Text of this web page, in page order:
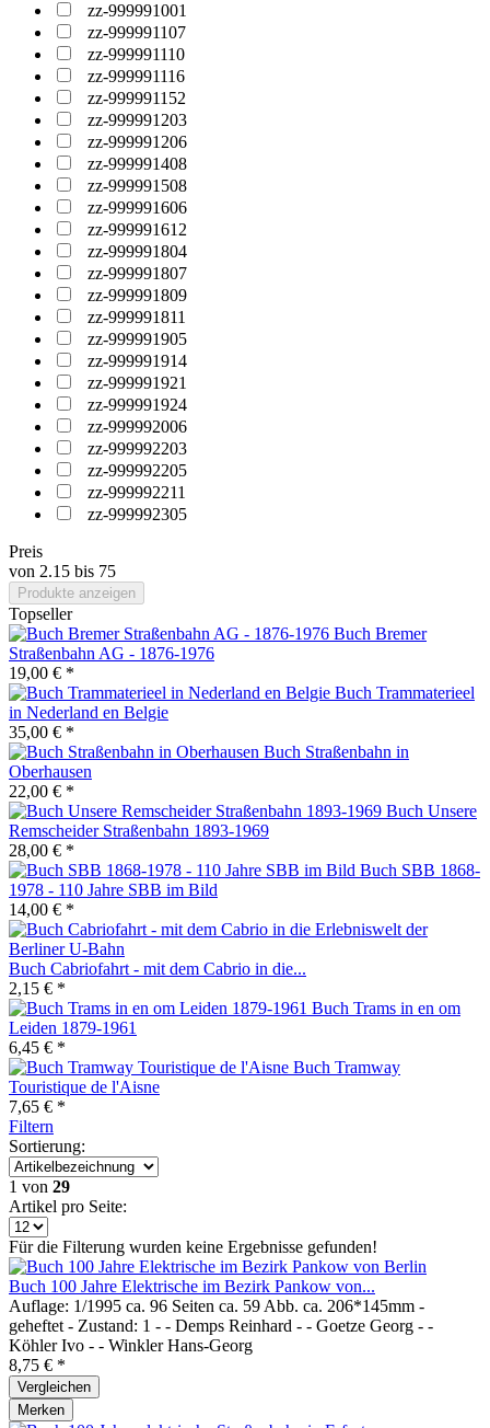
zz-999991001
zz-999991107
zz-999991110
zz-999991116
zz-999991152
zz-999991203
zz-999991206
zz-999991408
zz-999991508
zz-999991606
zz-999991612
zz-999991804
zz-999991807
zz-999991809
zz-999991811
zz-999991905
zz-999991914
zz-999991921
zz-999991924
zz-999992006
zz-999992203
zz-999992205
zz-999992211
zz-999992305
Preis
von 2.15 bis 75
Produkte anzeigen
Topseller
Buch Bremer
Straßenbahn AG - 1876-1976
19,00 € *
Buch Trammaterieel
in Nederland en Belgie
35,00 € *
Buch Straßenbahn in
Oberhausen
22,00 € *
Buch Unsere
Remscheider Straßenbahn 1893-1969
28,00 € *
Buch SBB 1868-
1978 - 110 Jahre SBB im Bild
14,00 € *
Buch Cabriofahrt - mit dem Cabrio in die...
2,15 € *
Buch Trams in en om
Leiden 1879-1961
6,45 € *
Buch Tramway
Touristique de l'Aisne
7,65 € *
Filtern
Sortierung:
1 von 29
Artikel pro Seite:
Für die Filterung wurden keine Ergebnisse gefunden!
Buch 100 Jahre Elektrische im Bezirk Pankow von...
Auflage: 1/1995 ca. 96 Seiten ca. 59 Abb. ca. 206*145mm -
geheftet - Zustand: 1 - - Demps Reinhard - - Goetze Georg - -
Köhler Ivo - - Winkler Hans-Georg
8,75 € *
Vergleichen
Merken